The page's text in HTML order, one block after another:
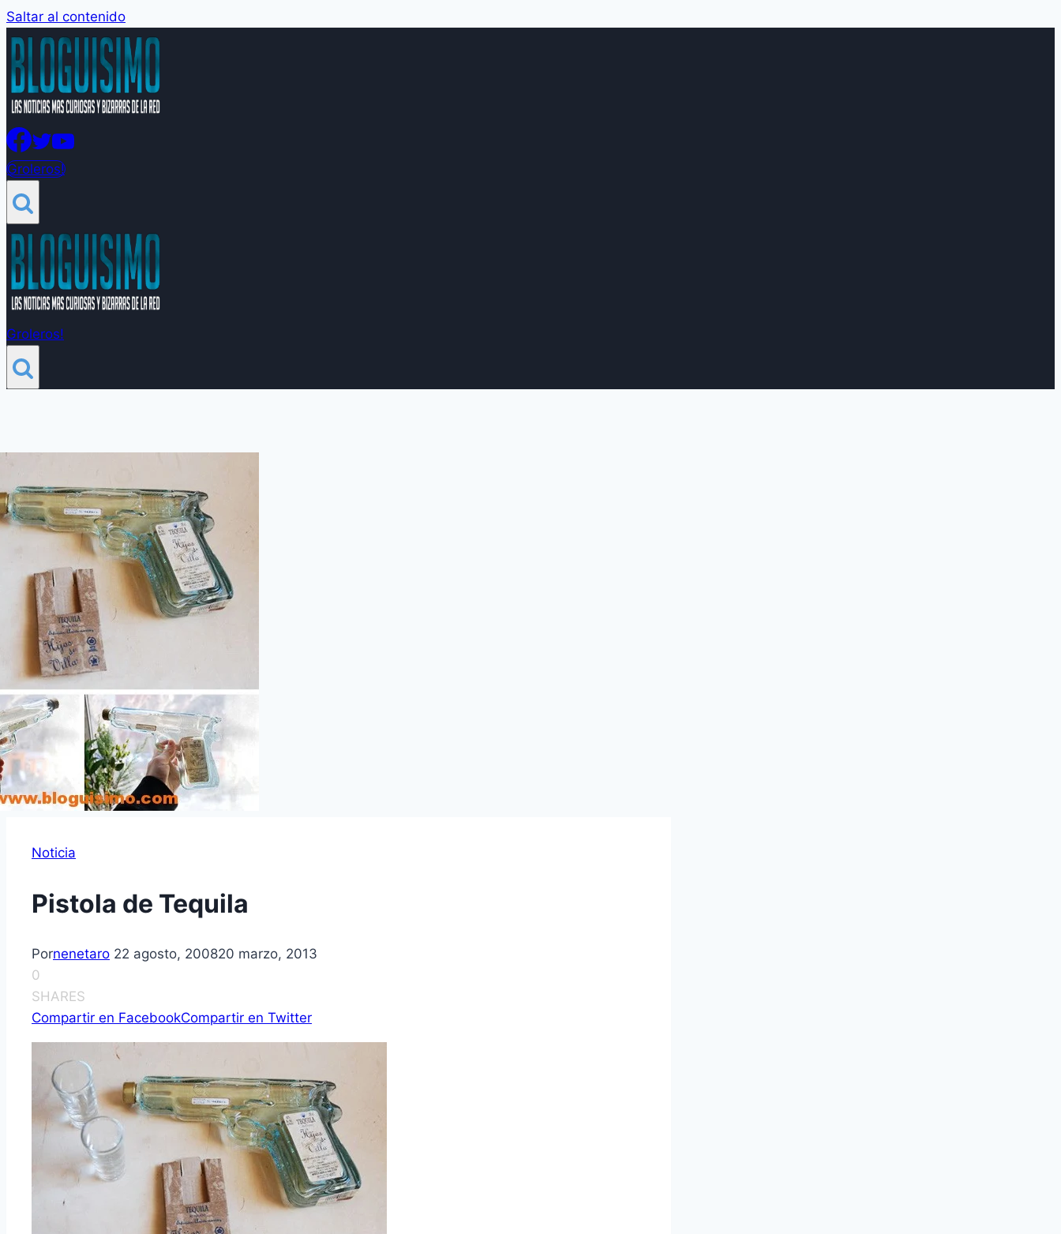
Saltar al contenido
Groleros!
Groleros!
Noticia
Pistola de Tequila
Pornenetaro 22 agosto, 200820 marzo, 2013
0
SHARES
Compartir en FacebookCompartir en Twitter